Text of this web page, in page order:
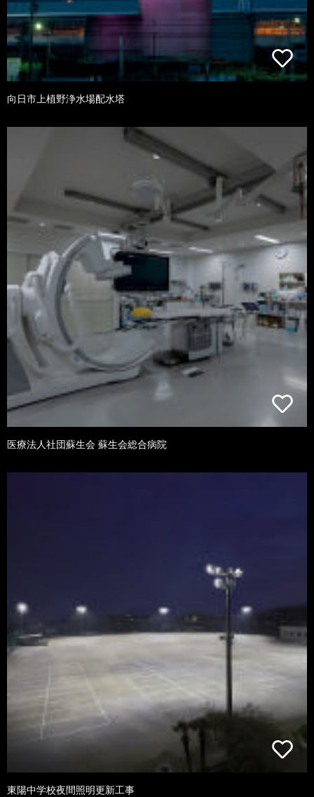
向日市上植野浄水場配水塔
医療法人社団蘇生会 蘇生会総合病院
東陽中学校夜間照明更新工事